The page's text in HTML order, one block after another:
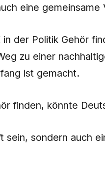
eine
der Politik Gehör
zu einer
ist gemacht.
finden, könnte
sondern auch